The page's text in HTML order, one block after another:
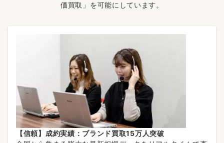
価買取」を可能にしています。
【信頼】成約実績：ブランド買取15万人突破